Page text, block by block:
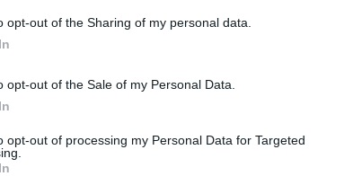
opt-out of the Sharing of my personal data.
opt-out of the Sale of my Personal Data.
opt-out of processing my Personal Data for Targeted
igazgatóhelyettes nyitotta meg, aki
nógrádi, egri, gyöngyösi,
harminc tűzoltó mérte össze